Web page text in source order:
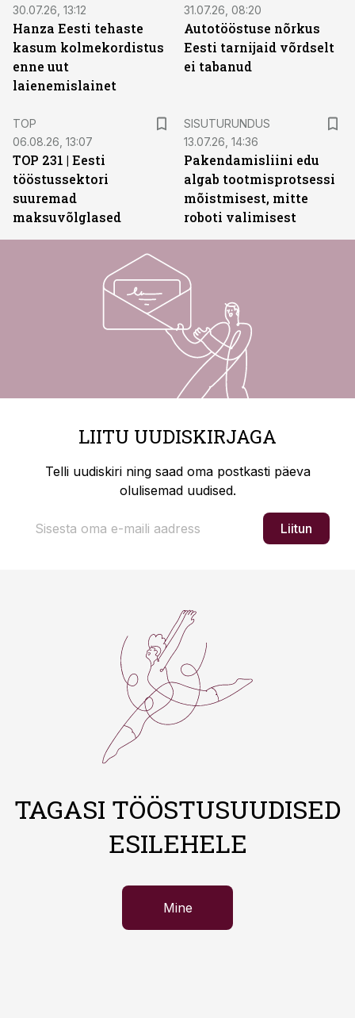
30.07.26, 13:12
Hanza Eesti tehaste
kasum kolmekordistus
enne uut
laienemislainet
31.07.26, 08:20
Autotööstuse nõrkus
Eesti tarnijaid võrdselt
ei tabanud
TOP
06.08.26, 13:07
TOP 231 | Eesti
tööstussektori
suuremad
maksuvõlglased
SISUTURUNDUS
13.07.26, 14:36
Pakendamisliini edu
algab tootmisprotsessi
mõistmisest, mitte
roboti valimisest
LIITU UUDISKIRJAGA
Telli uudiskiri ning saad oma postkasti päeva
olulisemad uudised.
Liitun
TAGASI TÖÖSTUSUUDISED
ESILEHELE
Mine